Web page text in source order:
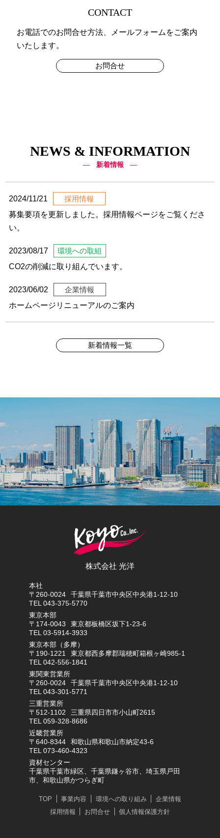
CONTACT
お電話でのお問合せ方法、メールフォームをご案内
いたします。
お問合せ
NEWS & INFORMATION
新着情報
2024/11/21
採用情報
募集要項を更新しました。採用情報ページをご覧くださ
い。
2023/08/17
環境への取組
CO2の削減に取り組んでいます。
2023/06/02
企業情報
ホームページリニューアルのご案内
新着情報一覧
株式会社 光洋
本社
〒260-0024
千葉県千葉市中央区中央港1-12-10
TEL 043-375-5770
東京本部
〒174-0043
東京都板橋区坂下1-23-6
TEL 03-5914-3933
東京本部（多摩）
〒190-1221
東京都西多摩郡瑞穂町箱根ヶ崎985-1
TEL 042-556-1841
東関東営業所
〒260-0024
千葉県千葉市中央区中央港1-12-10
TEL 043-301-5771
三重営業所
〒512-1102
三重県四日市市小山町2615
TEL 059-328-8686
近畿営業所
〒640-8344
和歌山県和歌山市納定43-6
TEL 073-460-4323
資材センター
千葉県千葉市緑区、千葉県鎌ヶ谷市、埼玉県戸田
市、和歌山県かつらぎ町
TOP 事業内容 環境への取り組み
企業情報
採用情報
お問合せ 個人情報保護方針